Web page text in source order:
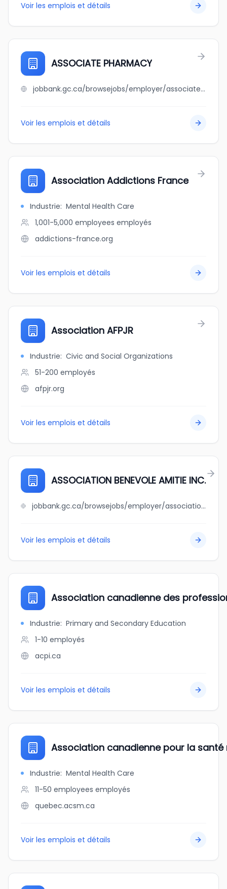
Voir les emplois et détails
ASSOCIATE PHARMACY
jobbank.gc.ca/browsejobs/employer/associate+pharmacy/ca
Voir les emplois et détails
Association Addictions France
Industrie: Mental Health Care
1,001-5,000 employees employés
addictions-france.org
Voir les emplois et détails
Association AFPJR
Industrie: Civic and Social Organizations
51-200 employés
afpjr.org
Voir les emplois et détails
ASSOCIATION BENEVOLE AMITIE INC.
jobbank.gc.ca/browsejobs/employer/association+benevole+amitie+++inc./ca
Voir les emplois et détails
Association canadienne des
Industrie: Primary and Secondary Education
1-10 employés
acpi.ca
Voir les emplois et détails
Association canadienne pour la
Industrie: Mental Health Care
11-50 employees employés
quebec.acsm.ca
Voir les emplois et détails